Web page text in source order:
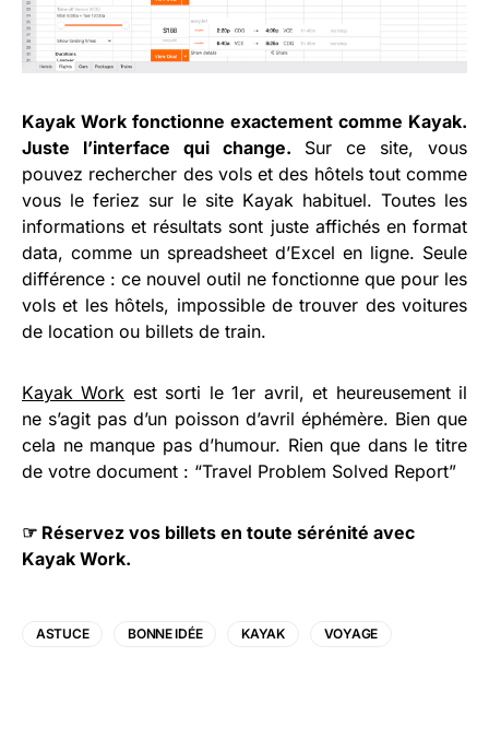
Kayak Work fonctionne exactement comme Kayak.
Juste l’interface qui change. Sur ce site, vous
pouvez rechercher des vols et des hôtels tout comme
vous le feriez sur le site Kayak habituel. Toutes les
informations et résultats sont juste affichés en format
data, comme un spreadsheet d’Excel en ligne. Seule
différence : ce nouvel outil ne fonctionne que pour les
vols et les hôtels, impossible de trouver des voitures
de location ou billets de train.
Kayak Work est sorti le 1er avril, et heureusement il
ne s’agit pas d’un poisson d’avril éphémère. Bien que
cela ne manque pas d’humour. Rien que dans le titre
de votre document : “Travel Problem Solved Report”
☞ Réservez vos billets en toute sérénité avec
Kayak Work.
ASTUCE BONNE IDÉE KAYAK VOYAGE